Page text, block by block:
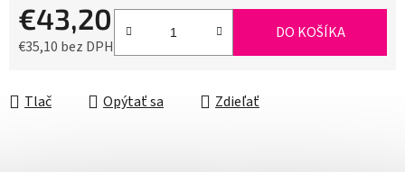
€43,20
€35,10 bez DPH
DO KOŠÍKA
Tlač Opýtať sa Zdieľať